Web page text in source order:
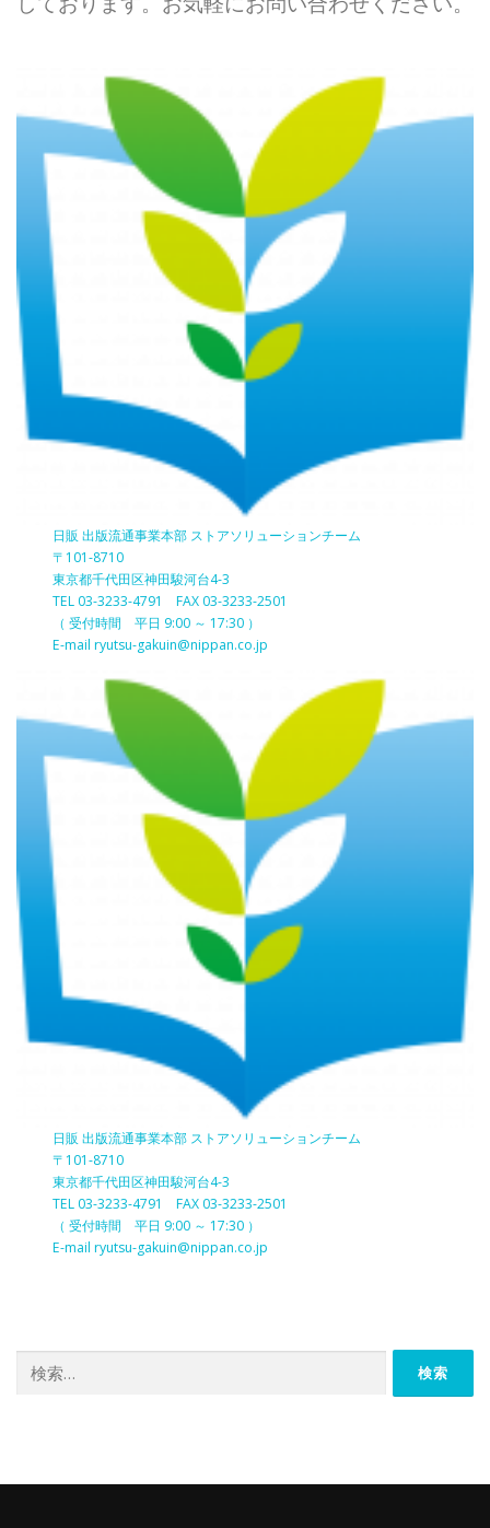
日販 出版流通事業本部 ストアソリューションチーム
〒101-8710
東京都千代田区神田駿河台4-3
TEL 03-3233-4791 FAX 03-3233-2501
（ 受付時間 平日 9:00 ～ 17:30 ）
E-mail ryutsu-gakuin@nippan.co.jp
日販 出版流通事業本部 ストアソリューションチーム
〒101-8710
東京都千代田区神田駿河台4-3
TEL 03-3233-4791 FAX 03-3233-2501
（ 受付時間 平日 9:00 ～ 17:30 ）
E-mail ryutsu-gakuin@nippan.co.jp
索: